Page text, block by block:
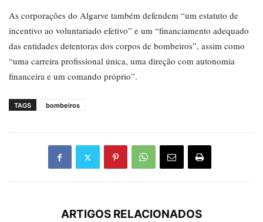
As corporações do Algarve também defendem “um estatuto de
incentivo ao voluntariado efetivo” e um “financiamento adequado
das entidades detentoras dos corpos de bombeiros”, assim como
“uma carreira profissional única, uma direção com autonomia
financeira e um comando próprio”.
TAGS bombeiros
ARTIGOS RELACIONADOS